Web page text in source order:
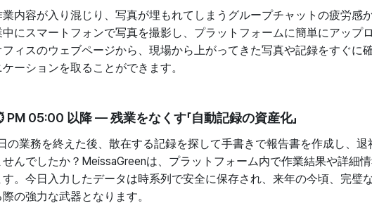
業内容が入り混じり、写真が埋もれてしまうグループチャットの疲労感
中にスマートフォンで写真を撮影し、プラットフォームに簡単にアップ
フィスのウェブページから、現場から上がってきた写真や記録をすぐに
ケーションを取ることができます。
05:00 以降 — 残業をなくす「自動記録の資産化」
の業務を終えた後、散在する記録を探して手書きで報告書を作成し、退
せんでしたか？MeissaGreenは、プラットフォーム内で作業結果や詳細
す。今日入力したデータは時系列で安全に保存され、来年の今頃、完璧
際の強力な武器となります。